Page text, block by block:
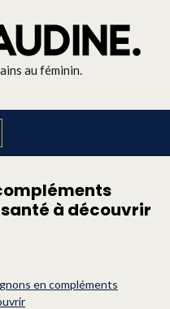
au féminin.
à découvrir
en compléments